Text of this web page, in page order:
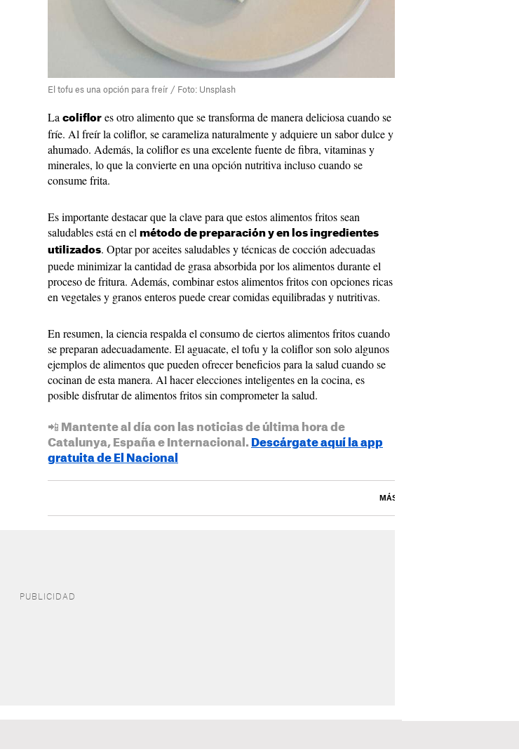
El tofu es una opción para freír / Foto: Unsplash
La coliflor es otro alimento que se transforma de manera deliciosa cuando se
fríe. Al freír la coliflor, se carameliza naturalmente y adquiere un sabor dulce y
ahumado. Además, la coliflor es una excelente fuente de fibra, vitaminas y
minerales, lo que la convierte en una opción nutritiva incluso cuando se
consume frita.
Es importante destacar que la clave para que estos alimentos fritos sean
saludables está en el método de preparación y en los ingredientes
utilizados. Optar por aceites saludables y técnicas de cocción adecuadas
puede minimizar la cantidad de grasa absorbida por los alimentos durante el
proceso de fritura. Además, combinar estos alimentos fritos con opciones ricas
en vegetales y granos enteros puede crear comidas equilibradas y nutritivas.
En resumen, la ciencia respalda el consumo de ciertos alimentos fritos cuando
se preparan adecuadamente. El aguacate, el tofu y la coliflor son solo algunos
ejemplos de alimentos que pueden ofrecer beneficios para la salud cuando se
cocinan de esta manera. Al hacer elecciones inteligentes en la cocina, es
posible disfrutar de alimentos fritos sin comprometer la salud.
📲 Mantente al día con las noticias de última hora de
Catalunya, España e Internacional. Descárgate aquí la app
gratuita de El Nacional
MÁS